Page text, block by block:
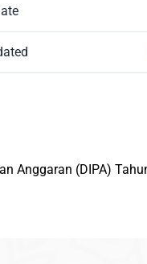
Anggaran (DIPA)